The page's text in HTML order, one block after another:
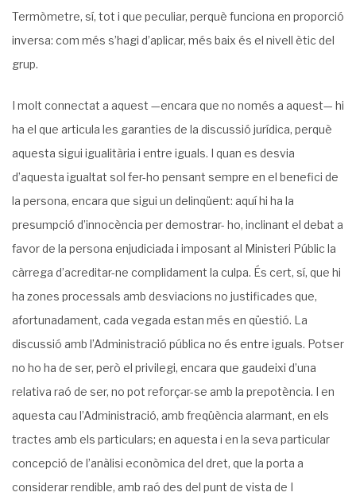
Termòmetre, sí, tot i que peculiar, perquè funciona en proporció
inversa: com més s’hagi d’aplicar, més baix és el nivell ètic del
grup.
I molt connectat a aquest —encara que no només a aquest— hi
ha el que articula les garanties de la discussió jurídica, perquè
aquesta sigui igualitària i entre iguals. I quan es desvia
d’aquesta igualtat sol fer-ho pensant sempre en el benefici de
la persona, encara que sigui un delinqüent: aquí hi ha la
presumpció d’innocència per demostrar- ho, inclinant el debat a
favor de la persona enjudiciada i imposant al Ministeri Públic la
càrrega d’acreditar-ne complidament la culpa. És cert, sí, que hi
ha zones processals amb desviacions no justificades que,
afortunadament, cada vegada estan més en qüestió. La
discussió amb l’Administració pública no és entre iguals. Potser
no ho ha de ser, però el privilegi, encara que gaudeixi d’una
relativa raó de ser, no pot reforçar-se amb la prepo­tència. I en
aquesta cau l’Administració, amb freqüència alarmant, en els
tractes amb els particulars; en aquesta i en la seva particular
concepció de l’anàlisi econòmica del dret, que la porta a
considerar rendible, amb raó des del punt de vista de I